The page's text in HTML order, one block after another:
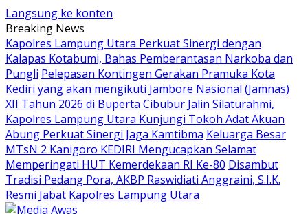
Langsung ke konten
Breaking News
Kapolres Lampung Utara Perkuat Sinergi dengan
Kalapas Kotabumi, Bahas Pemberantasan Narkoba dan
Pungli Pelepasan Kontingen Gerakan Pramuka Kota
Kediri yang akan mengikuti Jambore Nasional (Jamnas)
XII Tahun 2026 di Buperta Cibubur Jalin Silaturahmi,
Kapolres Lampung Utara Kunjungi Tokoh Adat Akuan
Abung Perkuat Sinergi Jaga Kamtibma Keluarga Besar
MTsN 2 Kanigoro KEDIRI Mengucapkan Selamat
Memperingati HUT Kemerdekaan RI Ke-80 Disambut
Tradisi Pedang Pora, AKBP Raswidiati Anggraini, S.I.K.
Resmi Jabat Kapolres Lampung Utara